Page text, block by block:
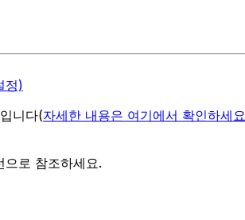
정)
니다(자세한 내용은 여기에서 확인하세요
로 참조하세요.